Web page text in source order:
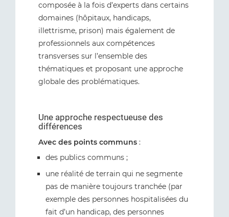
composée à la fois d’experts dans certains
domaines (hôpitaux, handicaps,
illettrisme, prison) mais également de
professionnels aux compétences
transverses sur l’ensemble des
thématiques et proposant une approche
globale des problématiques.
Une approche respectueuse des
différences
Avec des points communs :
des publics communs ;
une réalité de terrain qui ne segmente
pas de manière toujours tranchée (par
exemple des personnes hospitalisées du
fait d’un handicap, des personnes